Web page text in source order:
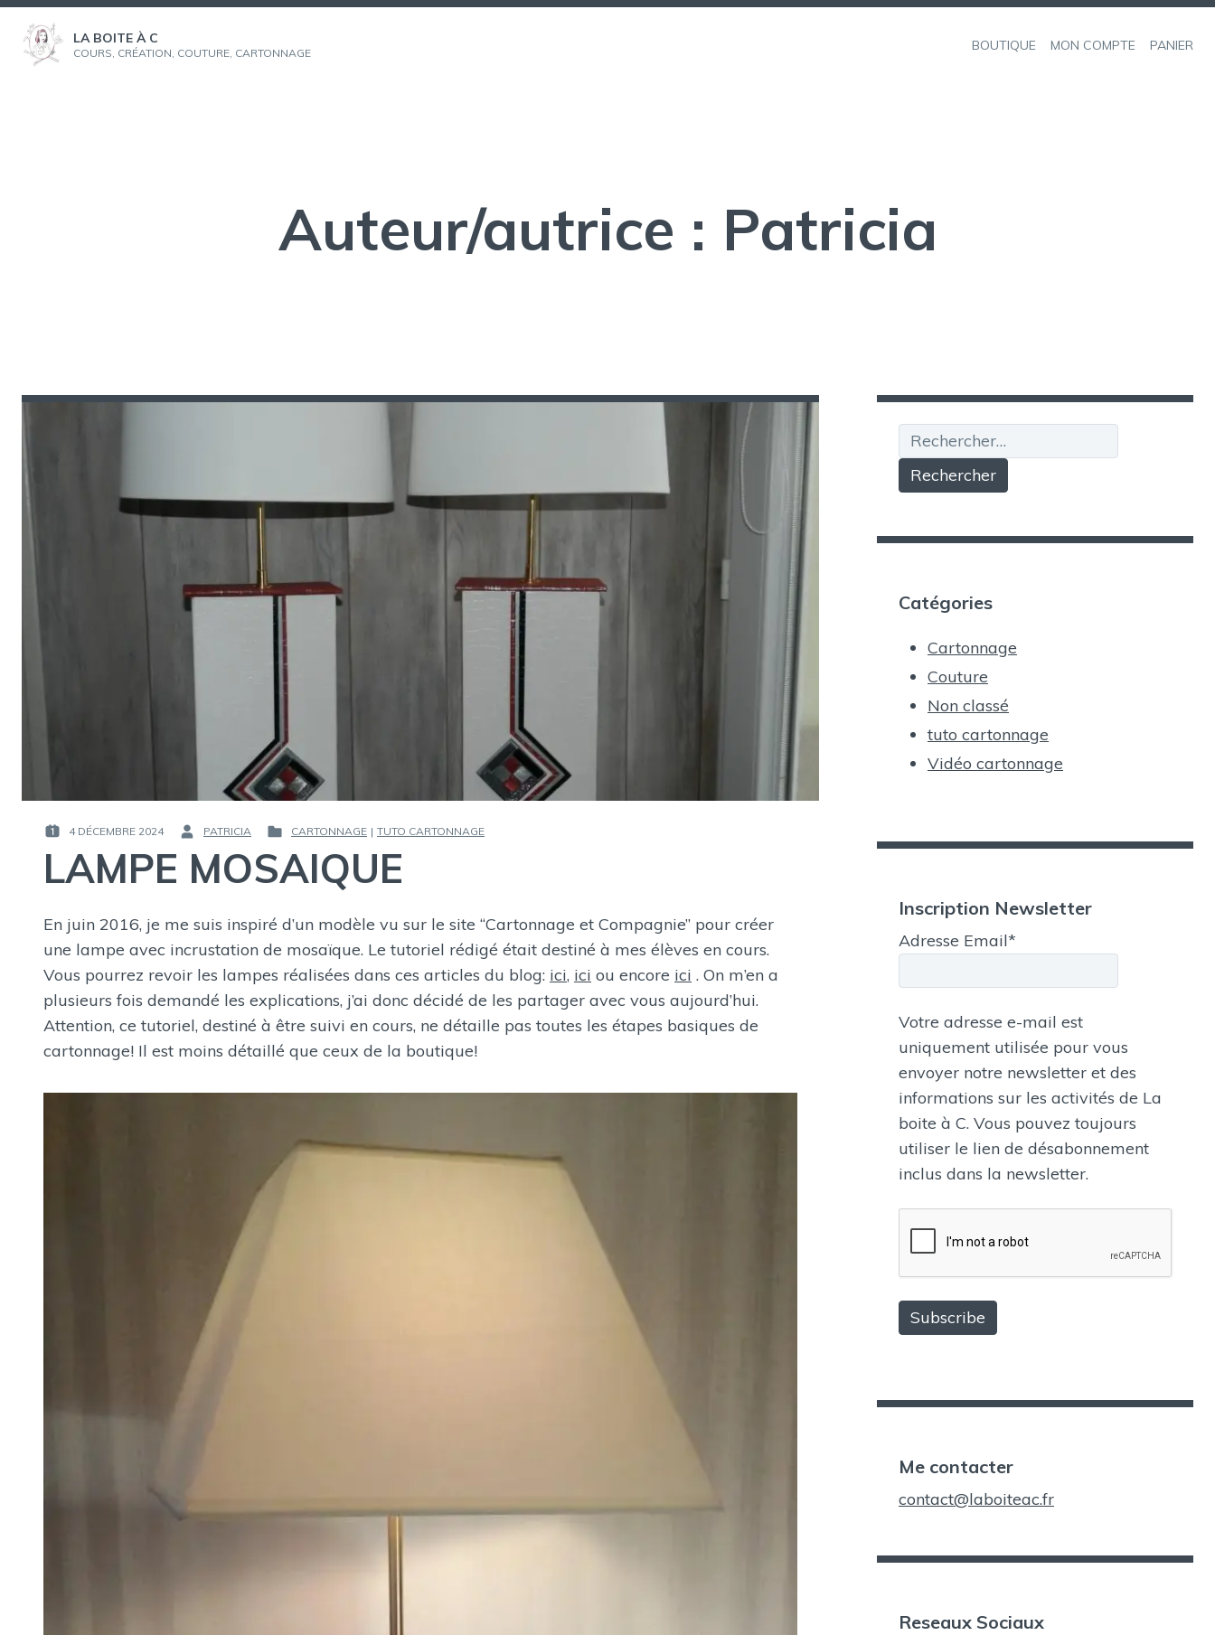
Aller
contenu
LA BOITE À C
COURS, CRÉATION, COUTURE, CARTONNAGE BOUTIQUE MON COMPTE PANIER
Auteur/autrice : Patricia
PUBLIÉ
LE :
4 DÉCEMBRE 2024
PAR :
PATRICIA
PUBLIÉ
DANS
CARTONNAGE | TUTO CARTONNAGE
LAMPE MOSAIQUE
En juin 2016, je me suis inspiré d’un modèle vu sur le site “Cartonnage et Compagnie” pour créer
une lampe avec incrustation de mosaïque. Le tutoriel rédigé était destiné à mes élèves en cours.
Vous pourrez revoir les lampes réalisées dans ces articles du blog: ici, ici ou encore ici . On m’en a
plusieurs fois demandé les explications, j’ai donc décidé de les partager avec vous aujourd’hui.
Attention, ce tutoriel, destiné à être suivi en cours, ne détaille pas toutes les étapes basiques de
cartonnage! Il est moins détaillé que ceux de la boutique!
Rechercher :
Catégories
Cartonnage
Couture
Non classé
tuto cartonnage
Vidéo cartonnage
Inscription Newsletter
Adresse Email*
Votre adresse e-mail est
uniquement utilisée pour vous
envoyer notre newsletter et des
informations sur les activités de La
boite à C. Vous pouvez toujours
utiliser le lien de désabonnement
inclus dans la newsletter.
Me contacter
contact@laboiteac.fr
Reseaux Sociaux